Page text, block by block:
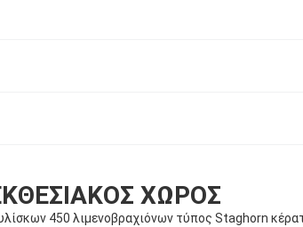
ΧΏΡΟΣ
450 λιμενοβραχιόνων τύπος Staghorn